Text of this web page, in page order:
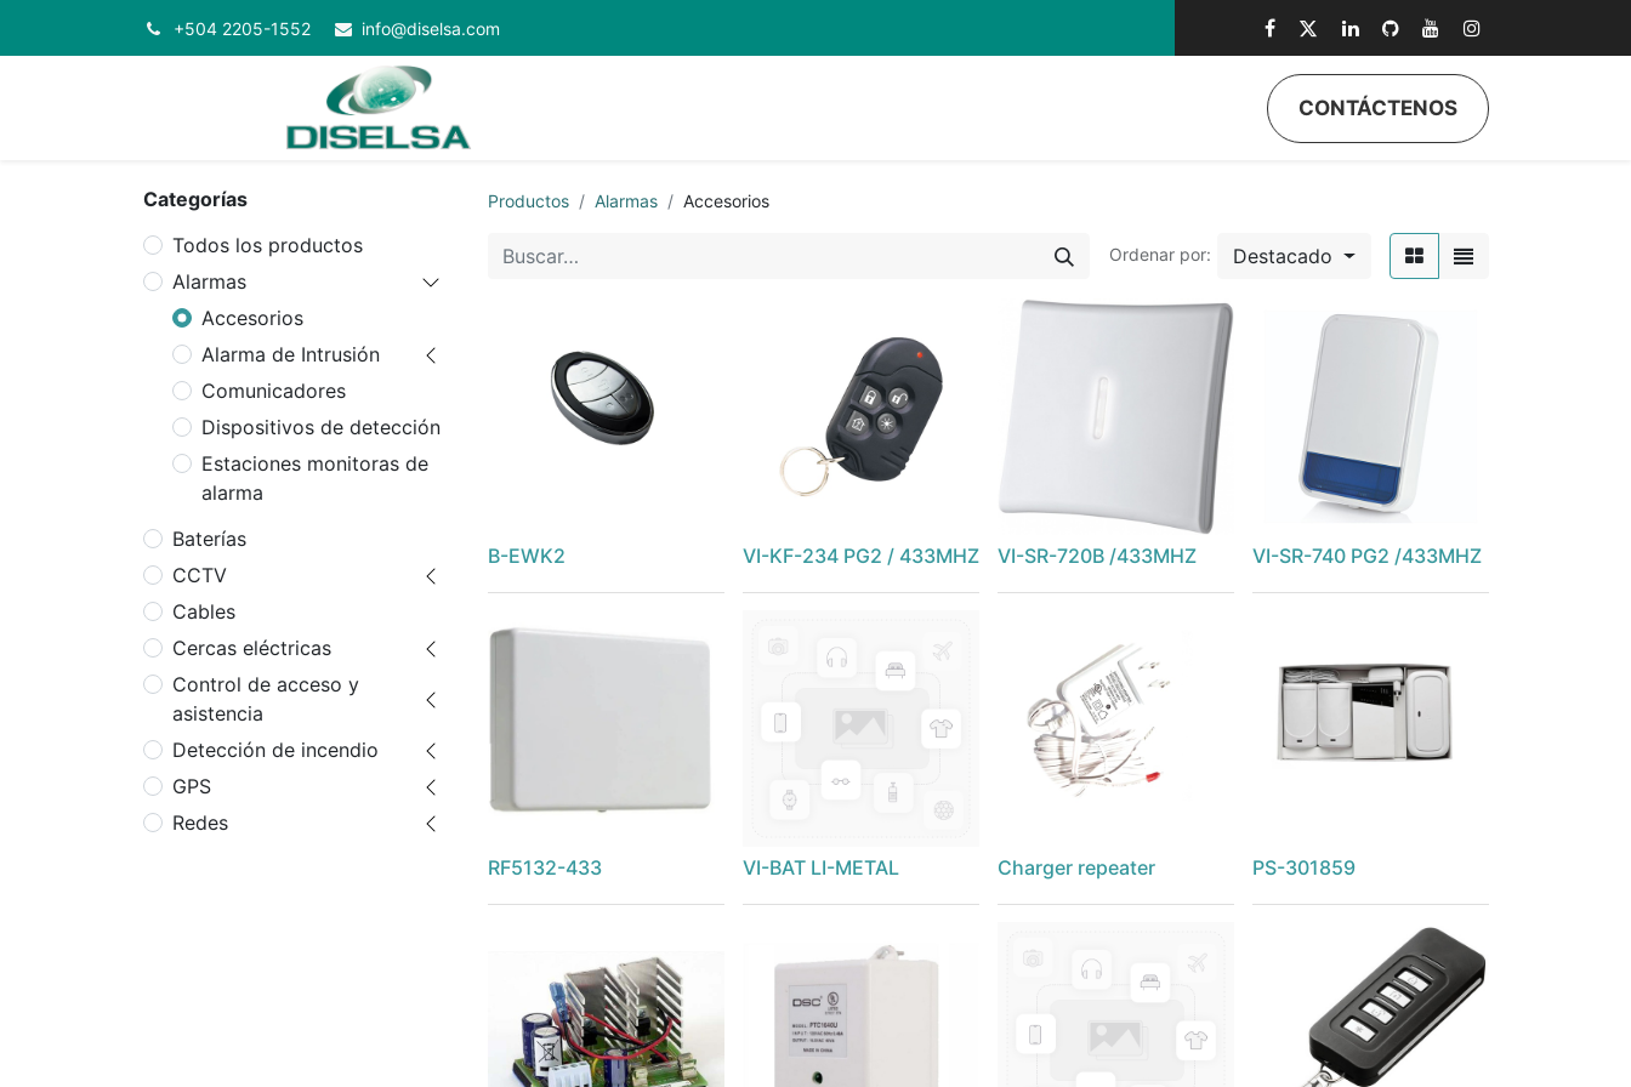
+504 2205-1552 info@diselsa.com
Quiénes Somos Eventos Soporte
CONTÁCTENOS
Categorías
Todos los productos
Alarmas
Accesorios
Alarma de Intrusión
Comunicadores
Dispositivos de detección
Estaciones monitoras de
alarma
Baterías
CCTV
Cables
Cercas eléctricas
Control de acceso y
asistencia
Detección de incendio
GPS
Redes
Productos Alarmas Accesorios
Ordenar por: Destacado
B-EWK2 VI-KF-234 PG2 / 433MHZ VI-SR-720B /433MHZ VI-SR-740 PG2 /433MHZ
RF5132-433 VI-BAT LI-METAL Charger repeater PS-301859